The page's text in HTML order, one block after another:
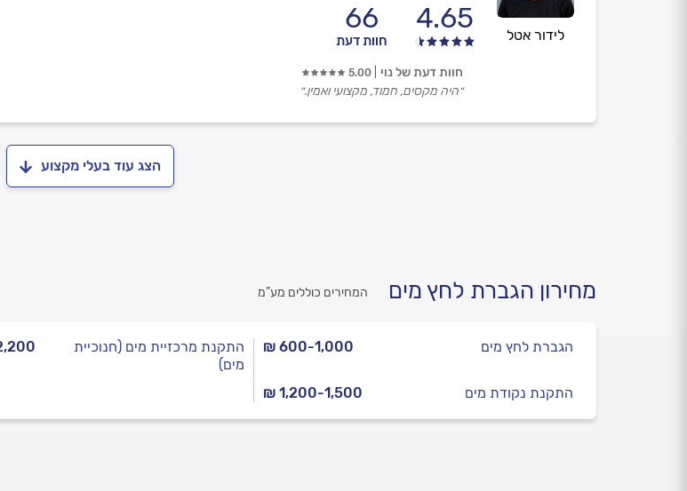
לידור אטל
4.65
66
חוות דעת
חוות דעת של נוי 5.00
״היה מקסים, חמוד, מקצועי ואמין.״
הצג עוד בעלי מקצוע
מחירון הגברת לחץ מים המחירים כוללים מע”מ
₪ 600-1,000 הגברת לחץ מים
₪ 1,200-1,500 התקנת נקודת מים
התקנת מרכזיית מים (חנוכיית
מים)